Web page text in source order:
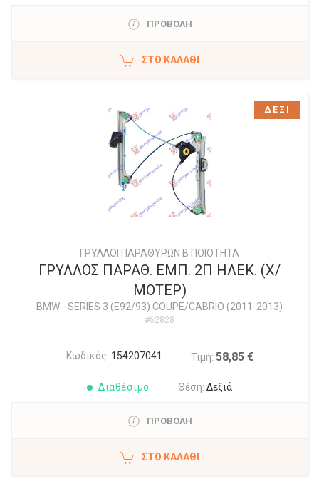
ΠΡΟΒΟΛΗ
ΣΤΟ ΚΑΛΆΘΙ
ΓΡΥΛΛΟΙ ΠΑΡΑΘΥΡΩΝ Β ΠΟΙΟΤΗΤΑ
ΓΡΥΛΛΟΣ ΠΑΡΑΘ. ΕΜΠ. 2Π ΗΛΕΚ. (Χ/
ΜΟΤΕΡ)
BMW - SERIES 3 (E92/93) COUPE/CABRIO (2011-2013)
#62828
Κωδικός: 154207041 Τιμή: 58,85 €
Διαθέσιμο Θέση: Δεξιά
ΠΡΟΒΟΛΗ
ΣΤΟ ΚΑΛΆΘΙ
ΔΕΞΙ